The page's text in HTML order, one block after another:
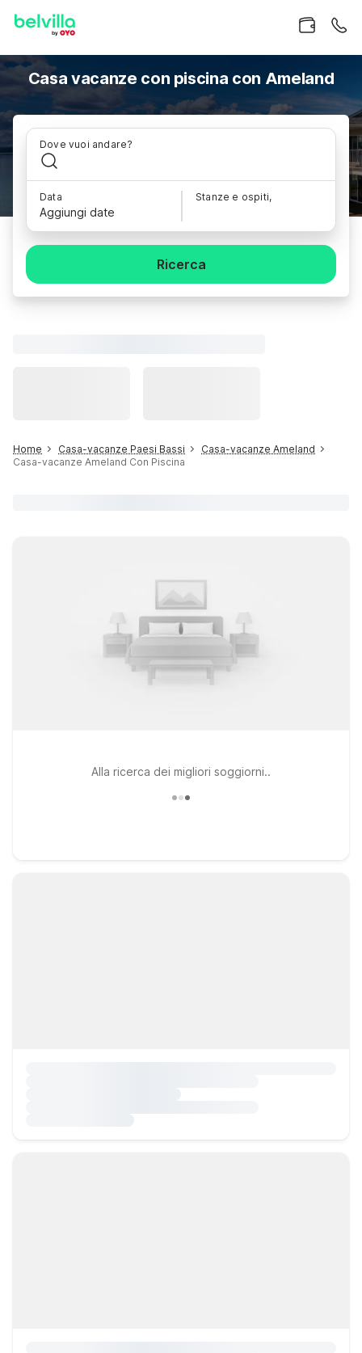
Casa vacanze con piscina con Ameland
Dove vuoi andare?
Data
Aggiungi date
Stanze e ospiti,
Ricerca
Home Casa-vacanze Paesi Bassi
Casa-vacanze Ameland
Casa-vacanze Ameland Con Piscina
Alla ricerca dei migliori soggiorni..